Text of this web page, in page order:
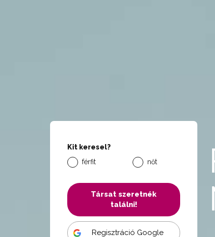
Kit keresel?
férfit
nőt
Társat szeretnék
találni!
Regisztráció Google